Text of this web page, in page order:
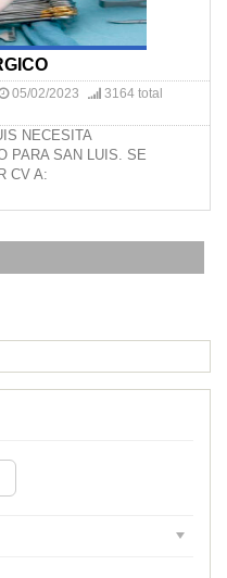
05/02/2023
3164 total
NECESITA
PARA SAN LUIS. SE
CV A: